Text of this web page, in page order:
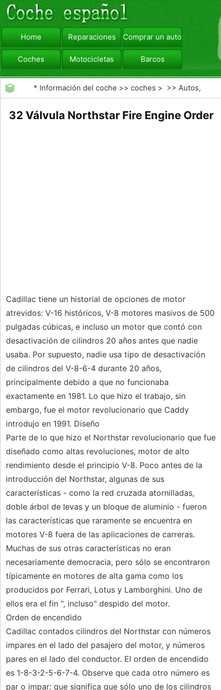
Home Reparaciones Comprar un automóvil
Coches Motocicletas Barcos
viajar Camiones
* Información del coche >>coches > >>Autos,
32 Válvula Northstar Fire Engine Order
Cadillac tiene un historial de opciones de motor
atrevidos: V-16 históricos, V-8 motores masivos de 500
pulgadas cúbicas, e incluso un motor que contó con
desactivación de cilindros 20 años antes que nadie
usaba. Por supuesto, nadie usa tipo de desactivación
de cilindros del V-8-6-4 durante 20 años,
principalmente debido a que no funcionaba
exactamente en 1981. Lo que hizo el trabajo, sin
embargo, fue el motor revolucionario que Caddy
introdujo en 1991. Diseño
Parte de lo que hizo el Northstar revolucionario que fue
diseñado como altas revoluciones, motor de alto
rendimiento desde el principio V-8. Poco antes de la
introducción del Northstar, algunas de sus
características - como la red cruzada atornilladas,
doble árbol de levas y un bloque de aluminio - fueron
las características que raramente se encuentra en
motores V-8 fuera de las aplicaciones de carreras.
Muchas de sus otras características no eran
necesariamente democracia, pero sólo se encontraron
típicamente en motores de alta gama como los
producidos por Ferrari, Lotus y Lamborghini. Uno de
ellos era el fin ", incluso" despido del motor.
Orden de encendido
Cadillac contados cilindros del Northstar con números
impares en el lado del pasajero del motor, y números
pares en el lado del conductor. El orden de encendido
es 1-8-3-2-5-6-7-4. Observe que cada otro número es
par o impar; que significa que sólo uno de los cilindros